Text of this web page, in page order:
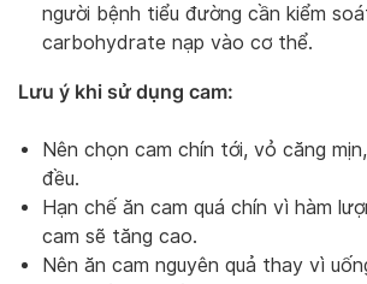
người bệnh tiểu đường cần kiểm
carbohydrate nạp vào cơ thể.
Lưu ý khi sử dụng cam:
Nên chọn cam chín tới, vỏ căng
đều.
Hạn chế ăn cam quá chín vì hàm
cam sẽ tăng cao.
Nên ăn cam nguyên quả thay vì